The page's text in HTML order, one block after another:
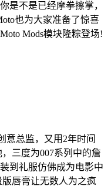
是不是已经摩拳擦掌，
也为大家准备了惊喜
Mods模块隆粽登场!
意总监，又用2年时间
三度为007系列中的詹
到礼服仿佛成为电影中
唇膏让无数人为之疯